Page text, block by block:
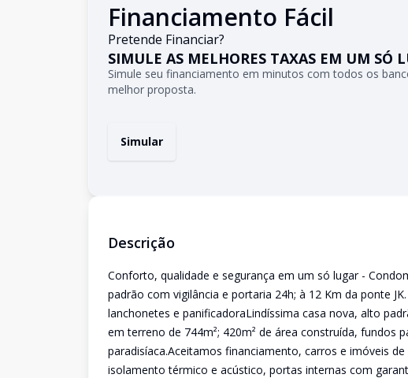
Financiamento Fácil
Pretende Financiar?
SIMULE AS MELHORES TAXAS EM UM SÓ
Simule seu financiamento em minutos com todos os
melhor proposta.
Simular
Descrição
Conforto, qualidade e segurança em um só lugar -
padrão com vigilância e portaria 24h; à 12 Km da ponte
lanchonetes e panificadoraLindíssima casa nova, alto
em terreno de 744m²; 420m² de área construída, fundos
paradisíaca.Aceitamos financiamento, carros e imóveis
isolamento térmico e acústico, portas internas com